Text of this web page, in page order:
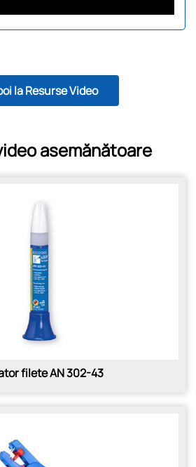
la Resurse Video
asemănătoare
filete AN 302-43